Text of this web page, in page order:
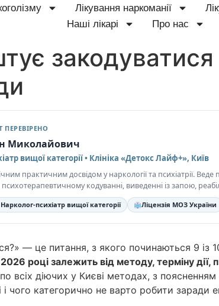
Лікування наркоманії
Наші лікарі
Про нас
Миколайович
вищої категорії • Клініка «Детокс Лайф+», Київ
практичним досвідом у наркології та психіатрії.
кодуванні, виведенні із запою,
Нарколог-психіатр вищої категорії Ліцензія МОЗ України
— це питання, з якого починаються 9 із
році залежить від методу, терміну дії,
всіх діючих у Києві методах, з
чого категорично не варто робити заради